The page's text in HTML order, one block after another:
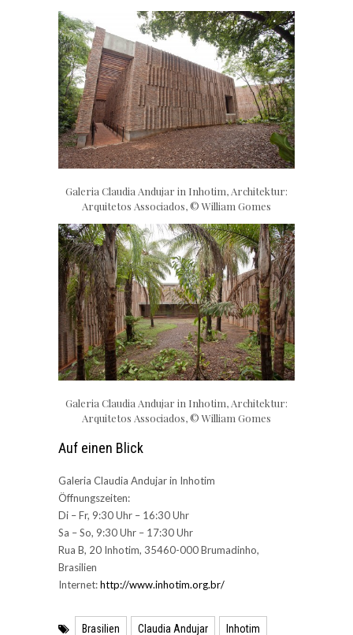
Galeria Claudia Andujar in Inhotim, Architektur:
Arquitetos Associados, © William Gomes
Galeria Claudia Andujar in Inhotim, Architektur:
Arquitetos Associados, © William Gomes
Auf einen Blick
Galeria Claudia Andujar in Inhotim
Öffnungszeiten:
Di – Fr, 9:30 Uhr – 16:30 Uhr
Sa – So, 9:30 Uhr – 17:30 Uhr
Rua B, 20 Inhotim, 35460-000 Brumadinho,
Brasilien
Internet:http://www.inhotim.org.br/
Brasilien Claudia Andujar Inhotim